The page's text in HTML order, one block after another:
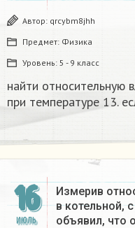
Автор: qrcybm8jhh
Предмет: Физика
Уровень: 5 - 9 класс
найти относительную
при температуре 13.
16
ИЮЛЬ
Измерив
в котельной,
объявил, что